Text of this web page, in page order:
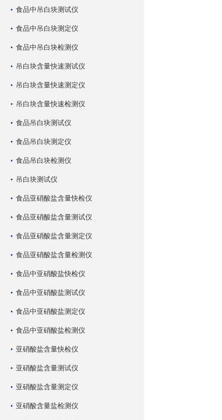
食品中吊白块测试仪
食品中吊白块测定仪
食品中吊白块检测仪
吊白块含量快速测试仪
吊白块含量快速测定仪
吊白块含量快速检测仪
食品吊白块测试仪
食品吊白块测定仪
食品吊白块检测仪
吊白块测试仪
食品亚硝酸盐含量快检仪
食品亚硝酸盐含量测试仪
食品亚硝酸盐含量测定仪
食品亚硝酸盐含量检测仪
食品中亚硝酸盐快检仪
食品中亚硝酸盐测试仪
食品中亚硝酸盐测定仪
食品中亚硝酸盐检测仪
亚硝酸盐含量快检仪
亚硝酸盐含量测试仪
亚硝酸盐含量测定仪
亚硝酸含量盐检测仪